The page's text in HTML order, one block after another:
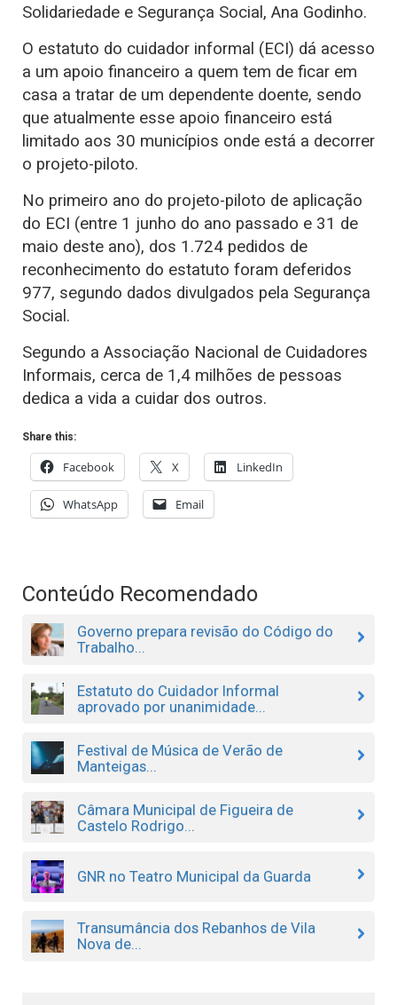
Solidariedade e Segurança Social, Ana Godinho.
O estatuto do cuidador informal (ECI) dá acesso
a um apoio financeiro a quem tem de ficar em
casa a tratar de um dependente doente, sendo
que atualmente esse apoio financeiro está
limitado aos 30 municípios onde está a decorrer
o projeto-piloto.
No primeiro ano do projeto-piloto de aplicação
do ECI (entre 1 junho do ano passado e 31 de
maio deste ano), dos 1.724 pedidos de
reconhecimento do estatuto foram deferidos
977, segundo dados divulgados pela Segurança
Social.
Segundo a Associação Nacional de Cuidadores
Informais, cerca de 1,4 milhões de pessoas
dedica a vida a cuidar dos outros.
Share this:
Facebook X LinkedIn
WhatsApp Email
Conteúdo Recomendado
Governo prepara revisão do Código do
Trabalho...
Estatuto do Cuidador Informal
aprovado por unanimidade...
Festival de Música de Verão de
Manteigas...
Câmara Municipal de Figueira de
Castelo Rodrigo...
GNR no Teatro Municipal da Guarda
Transumância dos Rebanhos de Vila
Nova de...